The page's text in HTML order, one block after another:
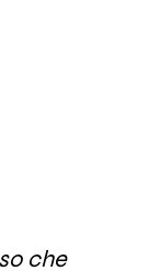
che